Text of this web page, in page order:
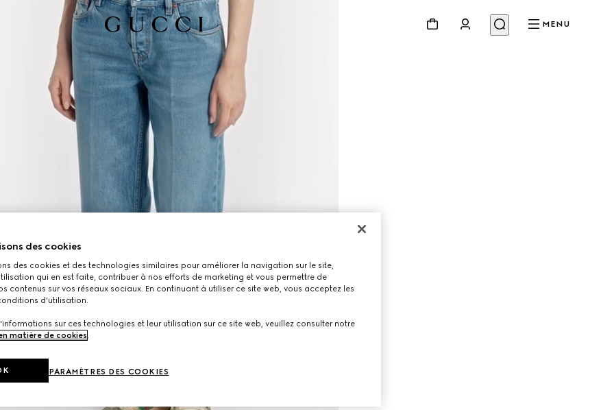
MENU
des cookies
des cookies et des technologies similaires pour améliorer la navigation sur le site,
qui en est faite, contribuer à nos efforts de marketing et vous permettre de
contenus sur vos réseaux sociaux. En continuant à utiliser ce site web, vous acceptez les
d'utilisation.
sur ces technologies et leur utilisation sur ce site web, veuillez consulter notre
matière de cookies.
PARAMÈTRES DES COOKIES